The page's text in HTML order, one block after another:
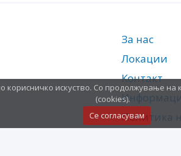
искуство. Со продолжување
(cookies).
Се согласувам
За нас
Локации
Контакт
Политика